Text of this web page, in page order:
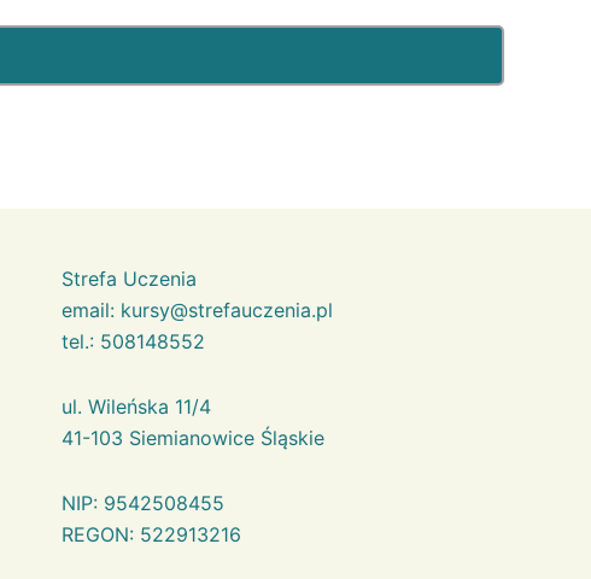
Strefa Uczenia
email: kursy@strefauczenia.pl
tel.: 508148552
ul. Wileńska 11/4
41-103 Siemianowice Śląskie
NIP: 9542508455
REGON: 522913216